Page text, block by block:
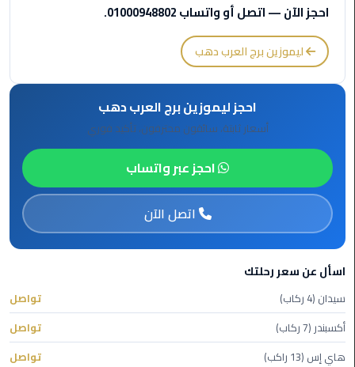
برج
العرب
الى
الساحل
الشمالي
الفيوم
مطار
القاهرة
ليموزين
ليموزين
دهب
مكاتب
ليموزين
الاسكندرية
احجز الآن — اتصل أو واتساب 01000948802.
ليموزين برج العرب دهب
احجز ليموزين برج العرب دهب
أسعار ثابتة، سائقون محترفون، تأكيد فوري
احجز عبر واتساب
اتصل الآن
اسأل عن سعر رحلتك
سيدان (4 ركاب)
تواصل
أكسبندر (7 ركاب)
تواصل
هاي إس (13 راكب)
تواصل